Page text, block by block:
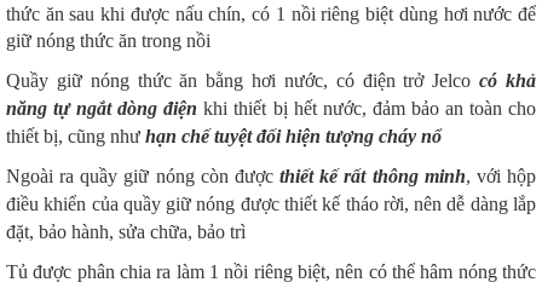
thức ăn sau khi được nấu chín, có 1 nồi riêng biệt dùng hơi nước để
giữ nóng thức ăn trong nồi
Quầy giữ nóng thức ăn bằng hơi nước, có điện trở Jelcocó khả
năng tự ngắt dòng điện khi thiết bị hết nước, đảm bảo an toàn cho
thiết bị, cũng như hạn chế tuyệt đối hiện tượng cháy nổ
Ngoài ra quầy giữ nóng còn đượcthiết kế rất thông minh, với hộp
điều khiển của quầy giữ nóng được thiết kế tháo rời, nên dễ dàng lắp
đặt, bảo hành, sửa chữa, bảo trì
Tủ được phân chia ra làm 1 nồi riêng biệt, nên có thể hâm nóng thức